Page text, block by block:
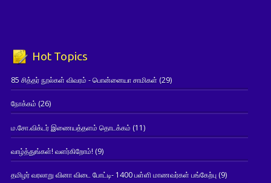
Hot Topics
85 சித்தர் நூல்கள் விவரம் - பொன்னையா சாமிகள் (29)
நோக்கம் (26)
ம.சோ.விக்டர் இணையத்தளம் தொடக்கம் (11)
வாழ்த்துங்கள்! வளர்கிறோம்! (9)
தமிழர் வரலாறு வினா விடை போட்டி- 1400 பள்ளி மாணவர்கள் பங்கேற்பு(9)